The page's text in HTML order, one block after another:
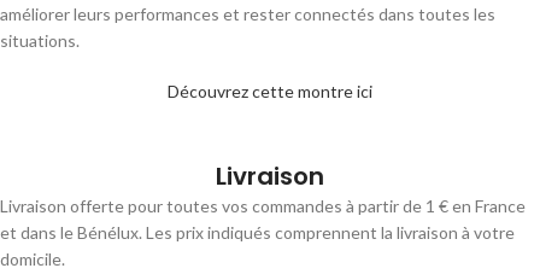
améliorer leurs performances et rester connectés dans toutes les
situations.
Découvrez cette montre ici
Livraison
Livraison offerte pour toutes vos commandes à partir de 1 € en France
et dans le Bénélux. Les prix indiqués comprennent la livraison à votre
domicile.